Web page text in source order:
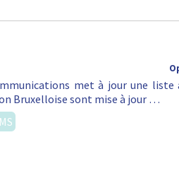
met à jour une liste
Bruxelloise sont mise à jour …